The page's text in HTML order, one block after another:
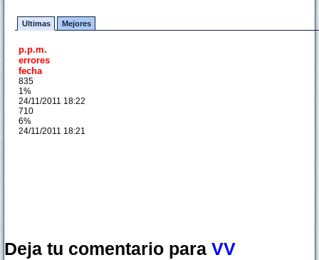
Ultimas Mejores
p.p.m.
errores
fecha
835
1%
24/11/2011 18:22
710
6%
24/11/2011 18:21
Deja tu comentario para VV